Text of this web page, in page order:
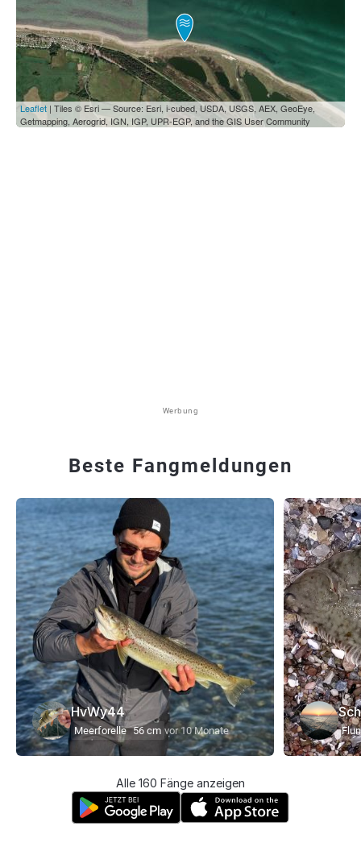
Leaflet | Tiles © Esri — Source: Esri, i-cubed, USDA, USGS, AEX, GeoEye,
Getmapping, Aerogrid, IGN, IGP, UPR-EGP, and the GIS User Community
Werbung
Beste Fangmeldungen
HvWy44
Meerforelle 56 cm vor 10 Monate
Alle 160 Fänge anzeigen